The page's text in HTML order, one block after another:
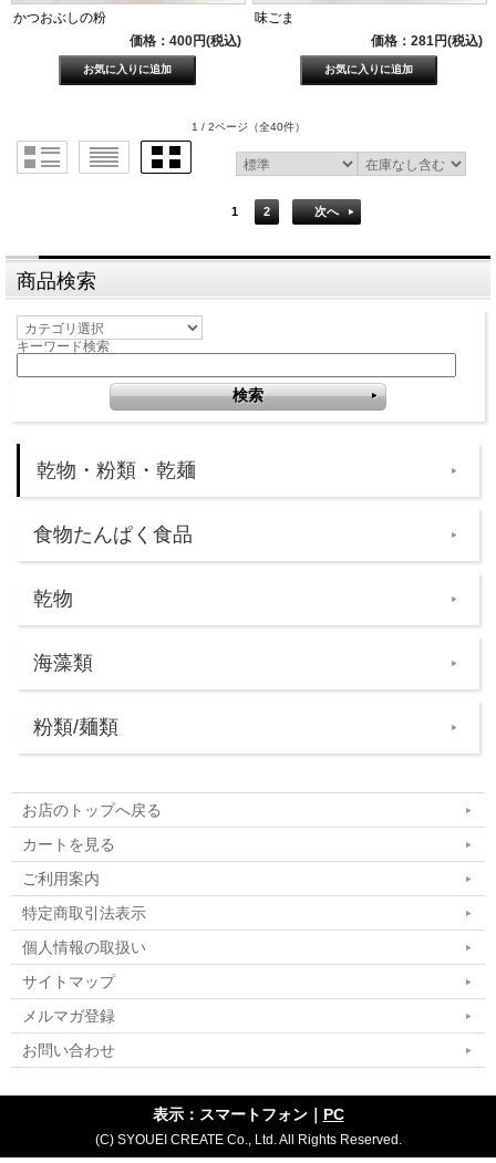
かつおぶしの粉
価格：400円(税込)
味ごま
価格：281円(税込)
1 / 2ページ （全40件）
1 2 次へ
商品検索
キーワード検索
乾物・粉類・乾麺
食物たんぱく食品
乾物
海藻類
粉類/麺類
お店のトップへ戻る
カートを見る
ご利用案内
特定商取引法表示
個人情報の取扱い
サイトマップ
メルマガ登録
お問い合わせ
表示：スマートフォン｜ PC
(C) SYOUEI CREATE Co., Ltd. All Rights Reserved.